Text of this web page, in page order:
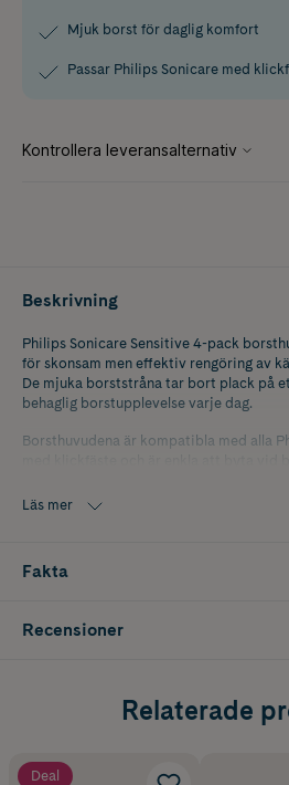
Mjuk borst för daglig komfort
Passar Philips Sonicare med
Beskrivning
Philips Sonicare Sensitive 4-pack
för skonsam men effektiv rengöring av
De mjuka borststråna tar bort plack på
behaglig borstupplevelse varje dag.
Borsthuvudena är kompatibla med alla
ställen, utan att irritera känsliga områden.
Läs mer
Fakta
Recensioner
Relaterade
Deal